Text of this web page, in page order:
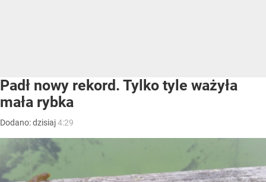
Padł nowy rekord. Tylko tyle ważyła
mała rybka
Dodano:dzisiaj4:29